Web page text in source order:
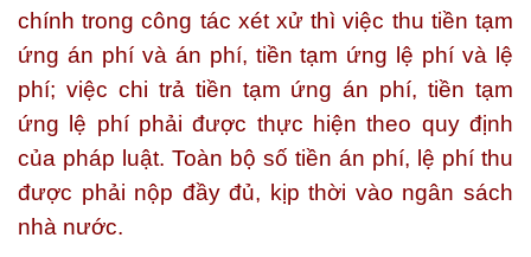
chính trong công tác xét xử thì việc thu tiền tạm
ứng án phí và án phí, tiền tạm ứng lệ phí và lệ
phí; việc chi trả tiền tạm ứng án phí, tiền tạm
ứng lệ phí phải được thực hiện theo quy định
của pháp luật. Toàn bộ số tiền án phí, lệ phí thu
được phải nộp đầy đủ, kịp thời vào ngân sách
nhà nước.